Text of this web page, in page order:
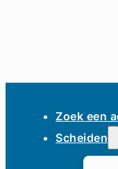
Zoek een
Scheiden